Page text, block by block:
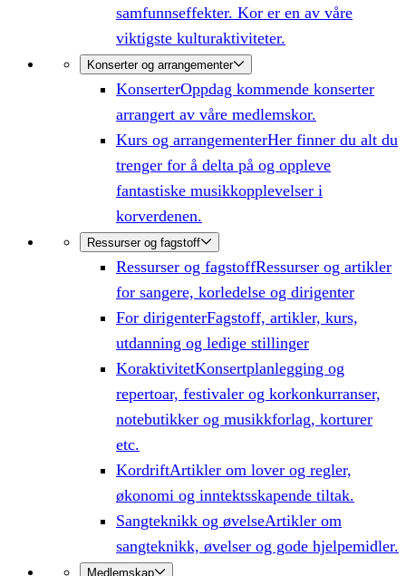
samfunnseffekter. Kor er en av våre
viktigste kulturaktiviteter.
Konserter og arrangementer
KonserterOppdag kommende konserter
arrangert av våre medlemskor.
Kurs og arrangementerHer finner du alt du
trenger for å delta på og oppleve
fantastiske musikkopplevelser i
korverdenen.
Ressurser og fagstoff
Ressurser og fagstoffRessurser og artikler
for sangere, korledelse og dirigenter
For dirigenterFagstoff, artikler, kurs,
utdanning og ledige stillinger
KoraktivitetKonsertplanlegging og
repertoar, festivaler og korkonkurranser,
notebutikker og musikkforlag, korturer
etc.
KordriftArtikler om lover og regler,
økonomi og inntektsskapende tiltak.
Sangteknikk og øvelseArtikler om
sangteknikk, øvelser og gode hjelpemidler.
Medlemskap